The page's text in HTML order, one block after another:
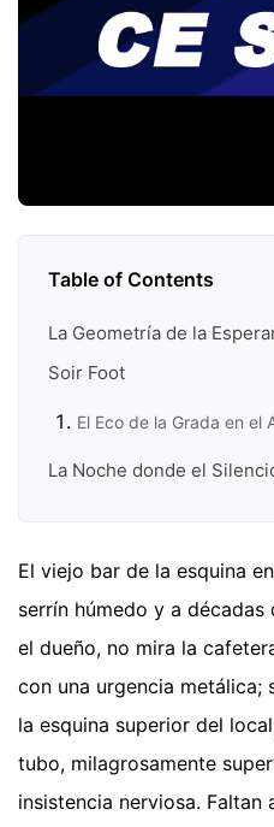
Table of Contents
La Geometría de la
Soir Foot
El Eco de la Grada en el
La Noche donde el
El viejo bar de la esquina
serrín húmedo y a
el dueño, no mira la
con una urgencia metálica;
la esquina superior del
tubo, milagrosamente
insistencia nerviosa. Faltan